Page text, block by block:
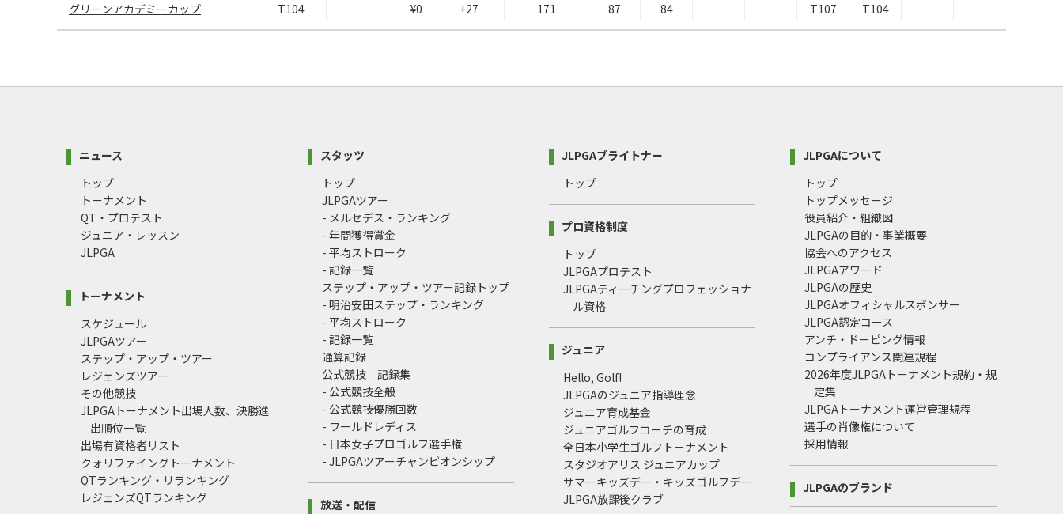
グリーンアカデミーカップ
T104 ¥0 +27 171 87 84 T107 T104
ニュース
トップ
トーナメント
QT・プロテスト
ジュニア・レッスン
JLPGA
トーナメント
スケジュール
JLPGAツアー
ステップ・アップ・ツアー
レジェンズツアー
その他競技
JLPGAトーナメント出場人数、決勝進
出順位一覧
出場有資格者リスト
クォリファイングトーナメント
QTランキング・リランキング
レジェンズQTランキング
スタッツ
トップ
JLPGAツアー
- メルセデス・ランキング
- 年間獲得賞金
- 平均ストローク
- 記録一覧
ステップ・アップ・ツアー記録トップ
- 明治安田ステップ・ランキング
- 平均ストローク
- 記録一覧
通算記録
公式競技 記録集
- 公式競技全般
- 公式競技優勝回数
- ワールドレディス
- 日本女子プロゴルフ選手権
- JLPGAツアーチャンピオンシップ
放送・配信
JLPGAブライトナー
トップ
プロ資格制度
トップ
JLPGAプロテスト
JLPGAティーチングプロフェッショナ
ル資格
ジュニア
Hello, Golf!
JLPGAのジュニア指導理念
ジュニア育成基金
ジュニアゴルフコーチの育成
全日本小学生ゴルフトーナメント
スタジオアリス ジュニアカップ
サマーキッズデー・キッズゴルフデー
JLPGA放課後クラブ
JLPGAについて
トップ
トップメッセージ
役員紹介・組織図
JLPGAの目的・事業概要
協会へのアクセス
JLPGAアワード
JLPGAの歴史
JLPGAオフィシャルスポンサー
JLPGA認定コース
アンチ・ドーピング情報
コンプライアンス関連規程
2026年度JLPGAトーナメント規約・規
定集
JLPGAトーナメント運営管理規程
選手の肖像権について
採用情報
JLPGAのブランド